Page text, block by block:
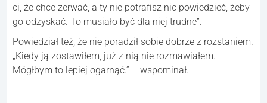
ci, że chce zerwać, a ty nie potrafisz nic powiedzieć, żeby
go odzyskać. To musiało być dla niej trudne”.
Powiedział też, że nie poradził sobie dobrze z rozstaniem.
„Kiedy ją zostawiłem, już z nią nie rozmawiałem.
Mógłbym to lepiej ogarnąć.” – wspominał.